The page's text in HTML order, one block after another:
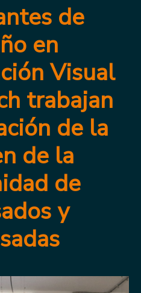
de
en
Visual
trabajan
de la
de la
de
y